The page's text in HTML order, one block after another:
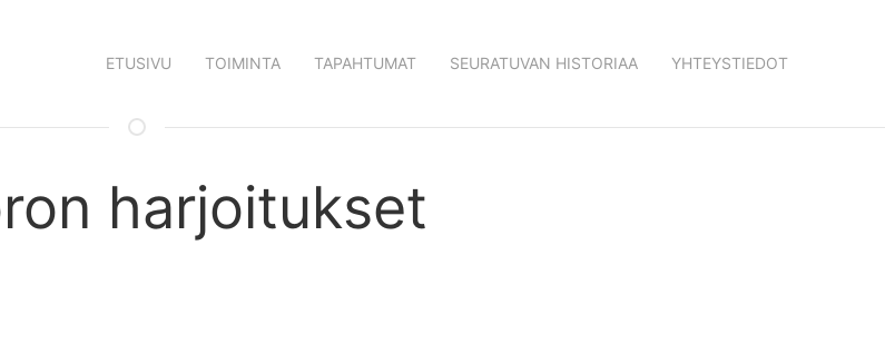
ETUSIVU TOIMINTA TAPAHTUMAT SEURATUVAN HISTORIAA YHTEYSTIEDOT
harjoitukset